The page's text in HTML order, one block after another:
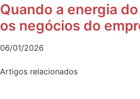
Quando a energia
os negócios do
06/01/2026
Artigos relacionados